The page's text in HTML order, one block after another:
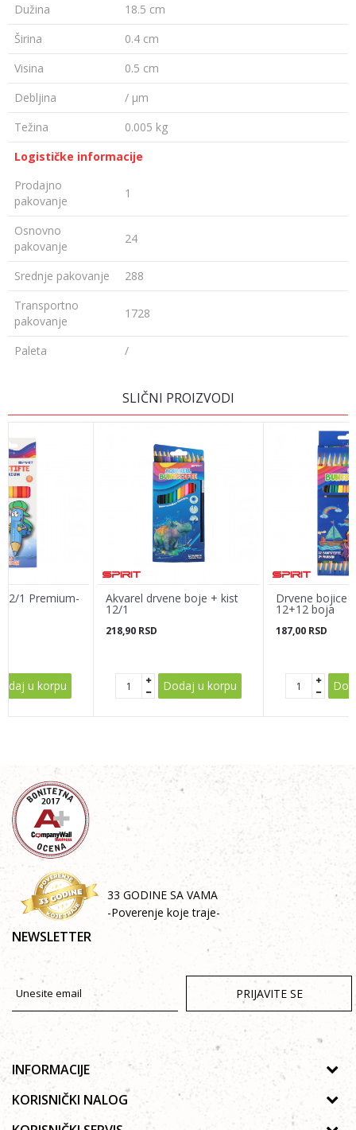
Dužina
18.5 cm
Širina
0.4 cm
Visina
0.5 cm
Debljina
/ µm
Težina
0.005 kg
Logističke informacije
Prodajno
pakovanje
1
Osnovno
pakovanje
24
Srednje pakovanje
288
Transportno
pakovanje
1728
Paleta /
Ime/Nadimak
Poruka
POŠALJI
SLIČNI PROIZVODI
1 Premium-
u korpu
Akvarel drvene boje + kist
12/1
218,90 RSD
Dodaj u korpu
Drvene bojice
12+12 boja
187,00 RSD
33 GODINE SA VAMA
-Poverenje koje traje-
NEWSLETTER
PRIJAVITE SE
INFORMACIJE
O nama
KORISNIČKI NALOG
Uputsvo za registraciju